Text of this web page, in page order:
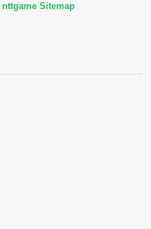
nttgame Sitemap